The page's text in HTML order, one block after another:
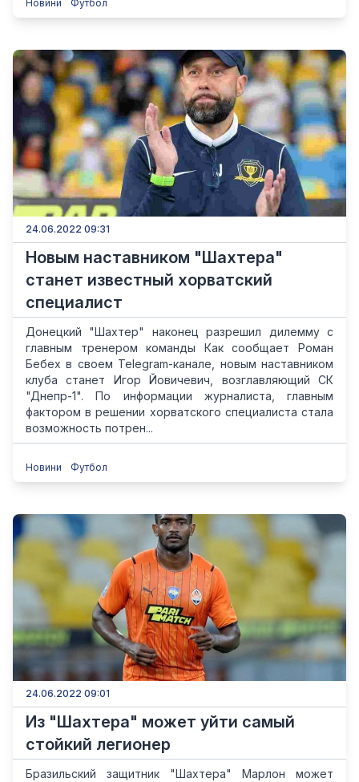
Новини Футбол
24.06.2022 09:31
Новым наставником "Шахтера"
станет известный хорватский
специалист
Донецкий "Шахтер" наконец разрешил дилемму с
главным тренером команды Как сообщает Роман
Бебех в своем Telegram-канале, новым наставником
клуба станет Игор Йовичевич, возглавляющий СК
"Днепр-1". По информации журналиста, главным
фактором в решении хорватского специалиста стала
возможность потрен...
Новини Футбол
24.06.2022 09:01
Из "Шахтера" может уйти самый
стойкий легионер
Бразильский защитник "Шахтера" Марлон может